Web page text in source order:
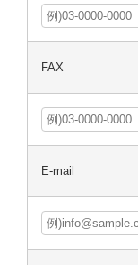
FAX
E-mail